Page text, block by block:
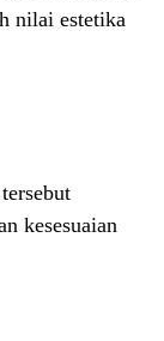
nilai estetika
kesesuaian